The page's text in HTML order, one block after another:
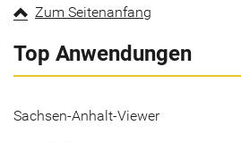
Zum Seitenanfang
Top Anwendungen
Sachsen-Anhalt-Viewer